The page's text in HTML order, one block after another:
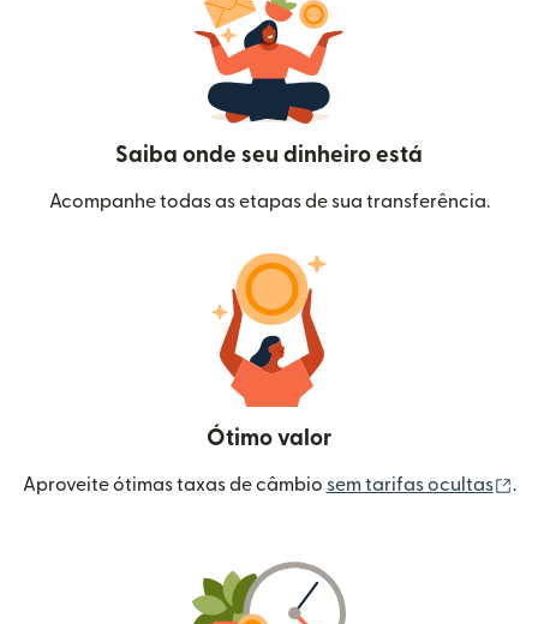
Saiba onde seu dinheiro está
Acompanhe todas as etapas de sua transferência.
Ótimo valor
Aproveite ótimas taxas de câmbio sem tarifas ocultas .